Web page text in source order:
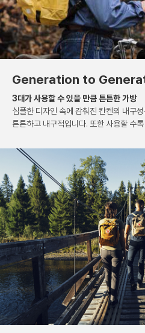
Generation to
3대가 사용할 수 있을 만큼 튼튼한 가방
심플한 디자인 속에 감춰진 칸켄의 내구
튼튼하고 내구적입니다. 또한 사용할 수